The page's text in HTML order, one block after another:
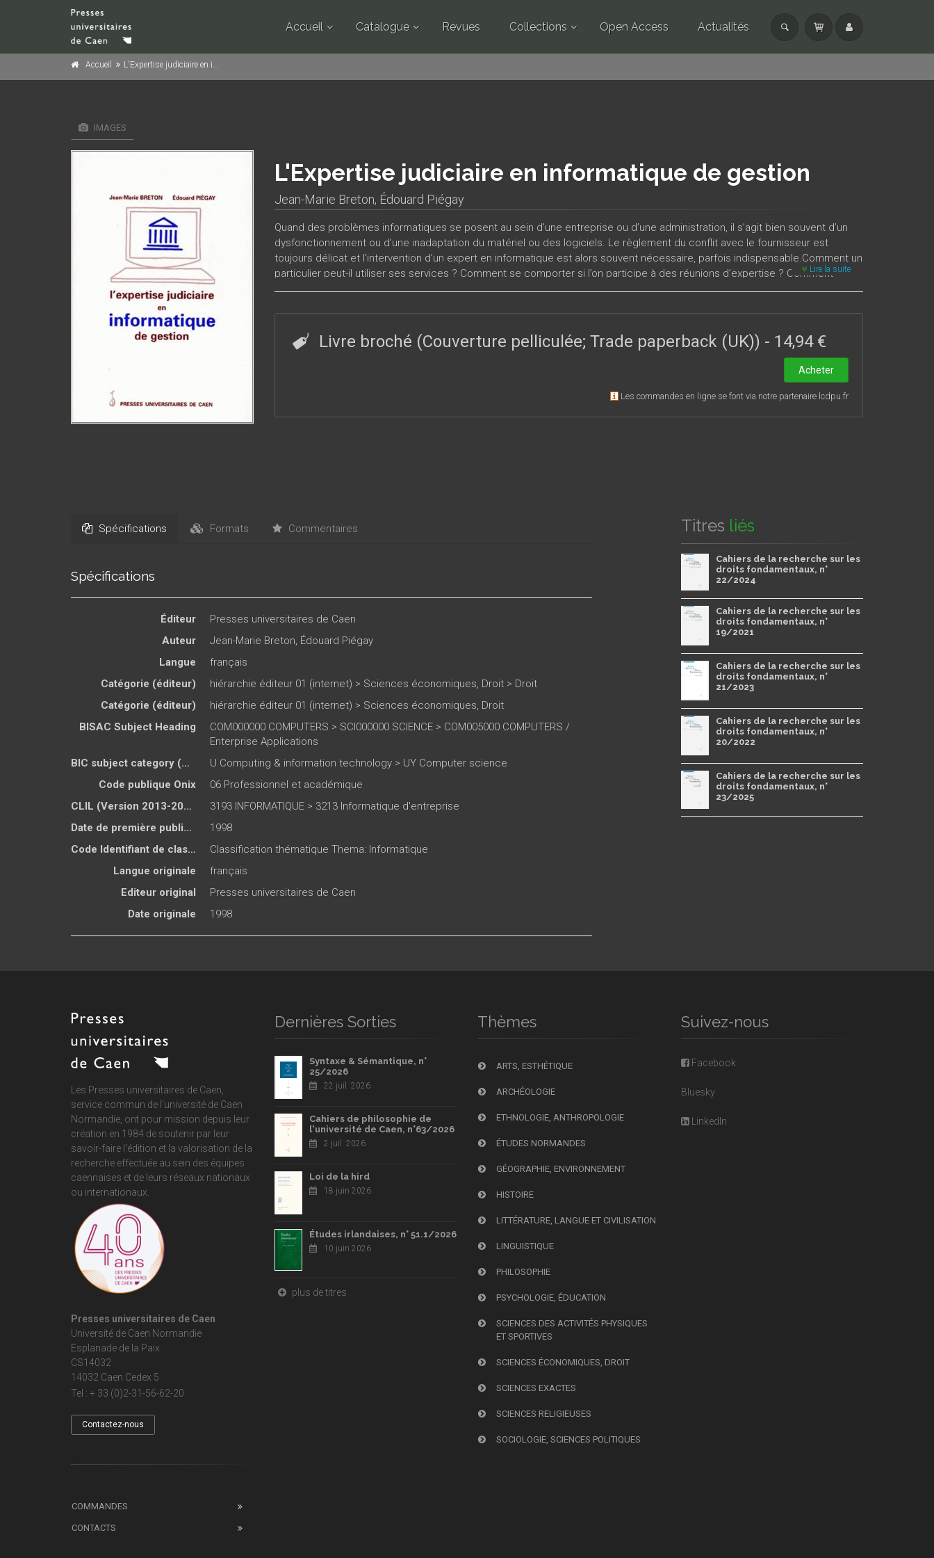
Accueil Catalogue Revues Collections Open Access Actualités
Accueil L'Expertise judiciaire en informatique de gestion
IMAGES
L'Expertise judiciaire en informatique de gestion
Jean-Marie Breton, Édouard Piégay
Quand des problèmes informatiques se posent au sein d'une entreprise ou d’une administration, il s’agit bien souvent d’un
dysfonctionnement ou d’une inadaptation du matériel ou des logiciels. Le règlement du conflit avec le fournisseur est
toujours délicat et l’intervention d’un expert en informatique est alors souvent nécessaire, parfois indispensable.Comment un
particulier peut-il utiliser ses services ? Comment se comporter si l’on participe à des réunions d’expertise ? Comment
mener une expertise si l’on est soi-même expert ? Telles sont les questions auxquelles les auteurs tentent de répondre dans
Lire la suite
Livre broché (Couverture pelliculée; Trade paperback (UK)) - 14,94 €
Acheter
Les commandes en ligne se font via notre partenaire lcdpu.fr
Spécifications Formats Commentaires
Spécifications
Éditeur
Presses universitaires de Caen
Auteur
Jean-Marie Breton, Édouard Piégay
Langue
français
Catégorie (éditeur)
hiérarchie éditeur 01 (internet) > Sciences économiques, Droit > Droit
Catégorie (éditeur)
hiérarchie éditeur 01 (internet) > Sciences économiques, Droit
BISAC Subject Heading
COM000000 COMPUTERS > SCI000000 SCIENCE > COM005000 COMPUTERS /
Enterprise Applications
BIC subject category (UK)
U Computing & information technology > UY Computer science
Code publique Onix
06 Professionnel et académique
CLIL (Version 2013-2019 )
3193 INFORMATIQUE > 3213 Informatique d'entreprise
Date de première publication du titre
1998
Code Identifiant de classement sujet
Classification thématique Thema: Informatique
Langue originale
français
Editeur original
Presses universitaires de Caen
Date originale
1998
Titres liés
Cahiers de la recherche sur les
droits fondamentaux, n°
22/2024
Cahiers de la recherche sur les
droits fondamentaux, n°
19/2021
Cahiers de la recherche sur les
droits fondamentaux, n°
21/2023
Cahiers de la recherche sur les
droits fondamentaux, n°
20/2022
Cahiers de la recherche sur les
droits fondamentaux, n°
23/2025
Les Presses universitaires de Caen,
service commun de l'université de Caen
Normandie , ont pour mission depuis leur
création en 1984 de soutenir par leur
savoir-faire l'édition et la valorisation de la
recherche effectuée au sein des équipes
caennaises et de leurs réseaux nationaux
ou internationaux.
Presses universitaires de Caen
Université de Caen Normandie
Esplanade de la Paix
CS14032
14032 Caen Cedex 5
Tel : + 33 (0)2-31-56-62-20
Contactez-nous
COMMANDES
CONTACTS
Dernières Sorties
Syntaxe & Sémantique, n°
25/2026
22 juil. 2026
Cahiers de philosophie de
l'université de Caen, n°63/2026
2 juil. 2026
Loi de la hird
18 juin 2026
Études irlandaises, n° 51.1/2026
10 juin 2026
plus de titres
Thèmes
ARTS, ESTHÉTIQUE
ARCHÉOLOGIE
ETHNOLOGIE, ANTHROPOLOGIE
ÉTUDES NORMANDES
GÉOGRAPHIE, ENVIRONNEMENT
HISTOIRE
LITTÉRATURE, LANGUE ET CIVILISATION
LINGUISTIQUE
PHILOSOPHIE
PSYCHOLOGIE, ÉDUCATION
SCIENCES DES ACTIVITÉS PHYSIQUES
ET SPORTIVES
SCIENCES ÉCONOMIQUES, DROIT
SCIENCES EXACTES
SCIENCES RELIGIEUSES
SOCIOLOGIE, SCIENCES POLITIQUES
Suivez-nous
Facebook
Bluesky
LinkedIn